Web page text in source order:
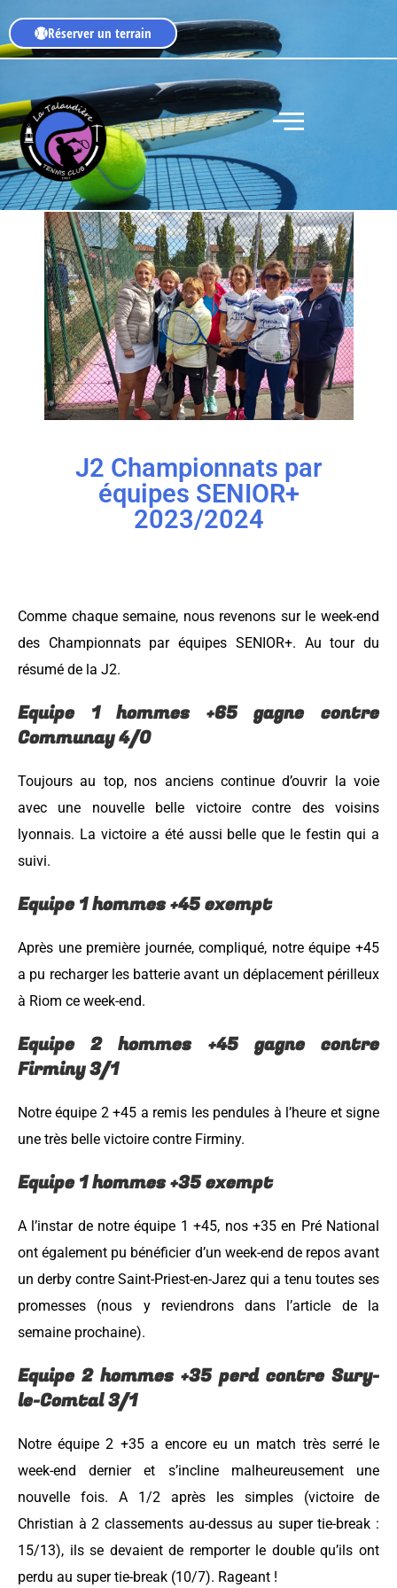
Réserver un terrain
J2 Championnats par
équipes SENIOR+
2023/2024
Comme chaque semaine, nous revenons sur le week-end
des Championnats par équipes SENIOR+. Au tour du
résumé de la J2.
Equipe 1 hommes +65 gagne contre
Communay 4/0
Toujours au top, nos anciens continue d’ouvrir la voie
avec une nouvelle belle victoire contre des voisins
lyonnais. La victoire a été aussi belle que le festin qui a
suivi.
Equipe 1 hommes +45 exempt
Après une première journée, compliqué, notre équipe +45
a pu recharger les batterie avant un déplacement périlleux
à Riom ce week-end.
Equipe 2 hommes +45 gagne contre
Firminy 3/1
Notre équipe 2 +45 a remis les pendules à l’heure et signe
une très belle victoire contre Firminy.
Equipe 1 hommes +35 exempt
A l’instar de notre équipe 1 +45, nos +35 en Pré National
ont également pu bénéficier d’un week-end de repos avant
un derby contre Saint-Priest-en-Jarez qui a tenu toutes ses
promesses (nous y reviendrons dans l’article de la
semaine prochaine).
Equipe 2 hommes +35 perd contre Sury-
le-Comtal 3/1
Notre équipe 2 +35 a encore eu un match très serré le
week-end dernier et s’incline malheureusement une
nouvelle fois. A 1/2 après les simples (victoire de
Christian à 2 classements au-dessus au super tie-break :
15/13), ils se devaient de remporter le double qu’ils ont
perdu au super tie-break (10/7). Rageant !